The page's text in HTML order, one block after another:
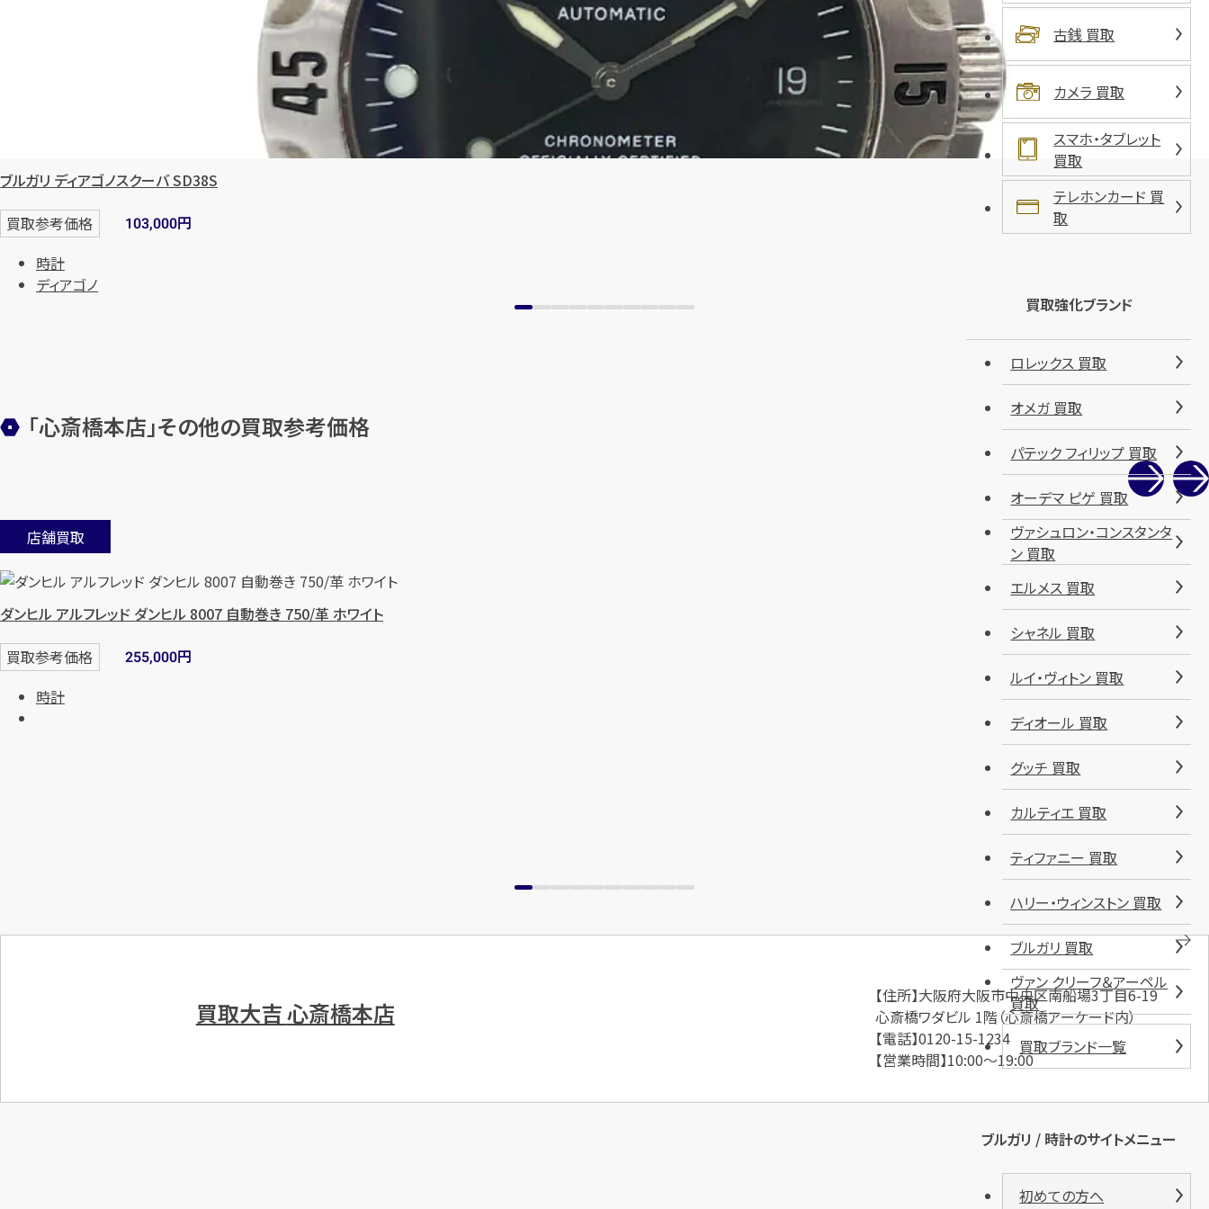
ブルガリ ディアゴノスクーバ SD38S
買取参考価格 103,000円
時計
ディアゴノ
「心斎橋本店」その他の買取参考価格
店舗買取
ダンヒル アルフレッド ダンヒル 8007 自動巻き 750/革 ホワイト
買取参考価格 255,000円
時計
買取大吉心斎橋本店
【住所】大阪府大阪市中央区南船場3丁目6-19
心斎橋ワダビル 1階（心斎橋アーケード内）
【電話】0120-15-1234
【営業時間】10:00～19:00
古銭 買取
カメラ 買取
スマホ・タブレット
買取
テレホンカード 買
取
買取強化ブランド
ロレックス 買取
オメガ 買取
パテック フィリップ 買取
オーデマ ピゲ 買取
ヴァシュロン・コンスタンタ
ン 買取
エルメス 買取
シャネル 買取
ルイ・ヴィトン 買取
ディオール 買取
グッチ 買取
カルティエ 買取
ティファニー 買取
ハリー・ウィンストン 買取
ブルガリ 買取
ヴァン クリーフ＆アーペル
買取
買取ブランド一覧
ブルガリ / 時計のサイトメニュー
初めての方へ